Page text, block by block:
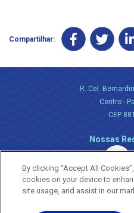
Compartilhar:
R. Cel.
Centro -
CEP
Nossas
By clicking “Accept All
cookies on your device to
site usage, and assist in our